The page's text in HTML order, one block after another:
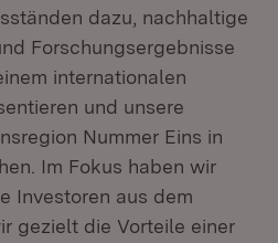
dazu, nachhaltige
Forschungsergebnisse
internationalen
und unsere
Nummer Eins in
Im Fokus haben wir
Investoren aus dem
gezielt die Vorteile einer